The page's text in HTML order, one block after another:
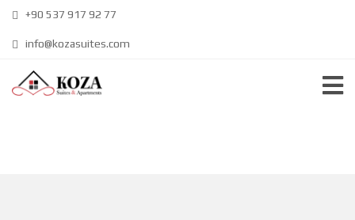
+90 537 917 92 77
info@kozasuites.com